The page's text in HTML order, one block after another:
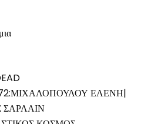
ΕΛΕΝΗ|
ΣΑΡΛΑΙΝ